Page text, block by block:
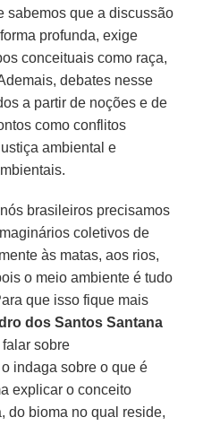
sabemos que a discussão
profunda, exige
conceituais como raça,
debates nesse
a partir de noções e de
como conflitos
ambiental e
brasileiros precisamos
coletivos de
às matas, aos rios,
o meio ambiente é tudo
que isso fique mais
dos Santos Santana
sobre
indaga sobre o que é
explicar o conceito
do bioma no qual reside,